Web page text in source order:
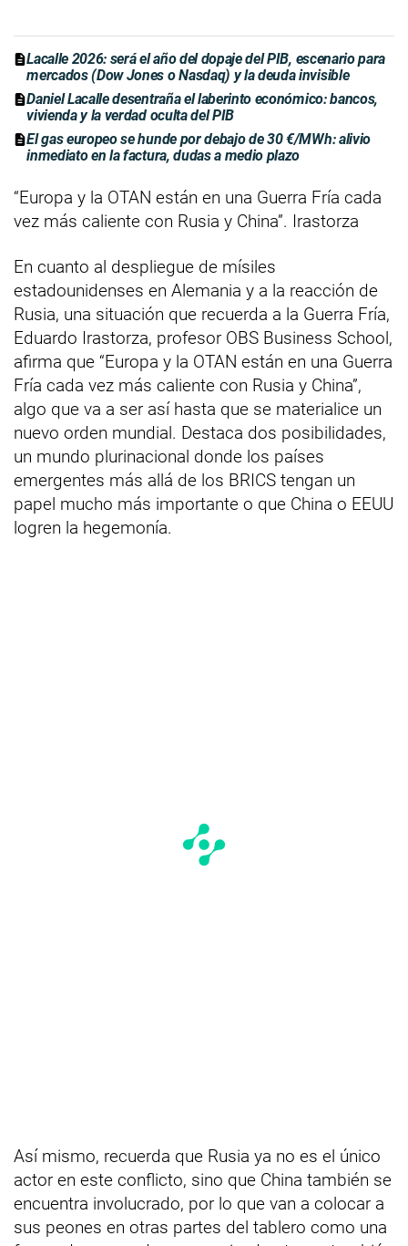
Lacalle 2026: será el año del dopaje del PIB, escenario para
mercados (Dow Jones o Nasdaq) y la deuda invisible
Daniel Lacalle desentraña el laberinto económico: bancos,
vivienda y la verdad oculta del PIB
El gas europeo se hunde por debajo de 30 €/MWh: alivio
inmediato en la factura, dudas a medio plazo
“Europa y la OTAN están en una Guerra Fría cada
vez más caliente con Rusia y China”. Irastorza
En cuanto al despliegue de mísiles
estadounidenses en Alemania y a la reacción de
Rusia, una situación que recuerda a la Guerra Fría,
Eduardo Irastorza, profesor OBS Business School,
afirma que “Europa y la OTAN están en una Guerra
Fría cada vez más caliente con Rusia y China”,
algo que va a ser así hasta que se materialice un
nuevo orden mundial. Destaca dos posibilidades,
un mundo plurinacional donde los países
emergentes más allá de los BRICS tengan un
papel mucho más importante o que China o EEUU
logren la hegemonía.
Así mismo, recuerda que Rusia ya no es el único
actor en este conflicto, sino que China también se
encuentra involucrado, por lo que van a colocar a
sus peones en otras partes del tablero como una